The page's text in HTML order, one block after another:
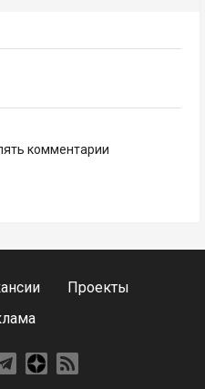
комментарии
Проекты